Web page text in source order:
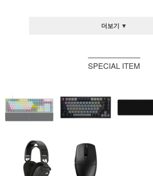
더보기 ▼
SPECIAL ITEM